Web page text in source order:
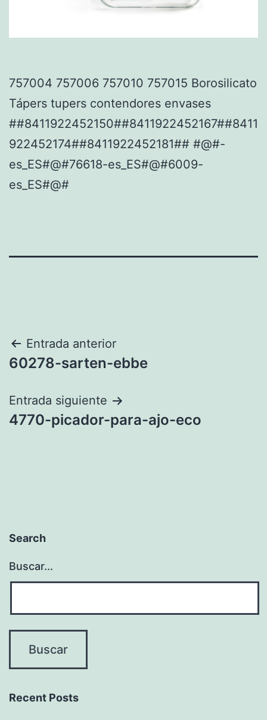
757004 757006 757010 757015 Borosilicato
Tápers tupers contendores envases
##8411922452150##8411922452167##8411
922452174##8411922452181## #@#-
es_ES#@#76618-es_ES#@#6009-
es_ES#@#
Navegación
de
entradas
Entrada anterior
60278-sarten-ebbe
Entrada siguiente
4770-picador-para-ajo-eco
Search
Buscar...
Recent Posts